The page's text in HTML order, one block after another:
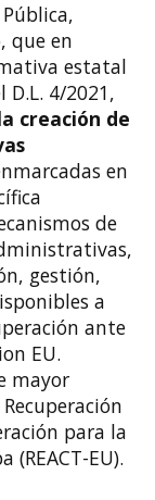
que en
estatal
4/2021,
creación de
en
de
gestión,
a
ante
EU.
mayor
para la
EU).